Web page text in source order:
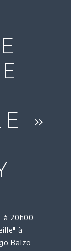
»
à 20h00
à
Balzo